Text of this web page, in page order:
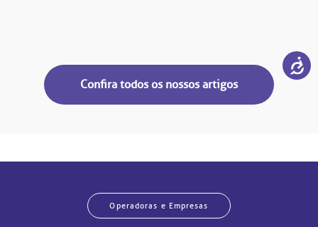
Confira todos os nossos artigos
Operadoras e Empresas